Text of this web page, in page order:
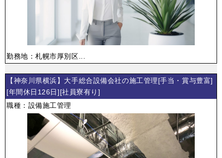
勤務地：札幌市厚別区...
【神奈川県横浜】大手総合設備会社の施工管理[手当・賞与豊富]
[年間休日126日][社員寮有り]
職種：設備施工管理